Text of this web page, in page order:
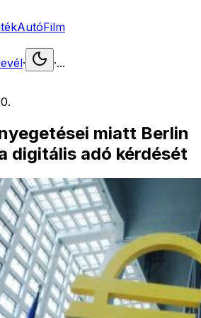
AutóFilm
· ·...
miatt Berlin
digitális adó kérdését